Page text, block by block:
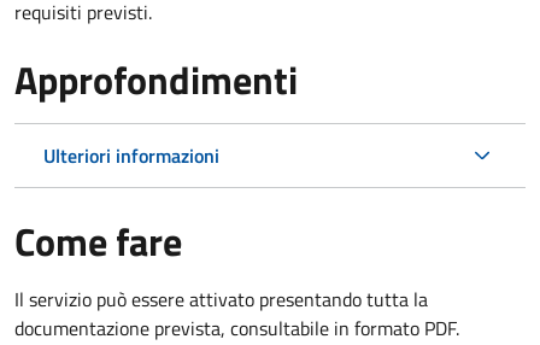
requisiti previsti.
Approfondimenti
Ulteriori informazioni
Come fare
Il servizio può essere attivato presentando tutta la
documentazione prevista, consultabile in formato PDF.